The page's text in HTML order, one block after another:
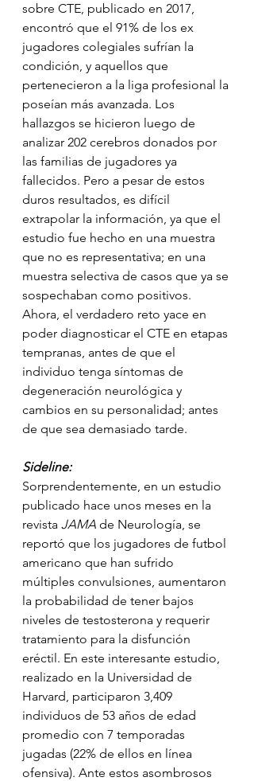
sobre CTE, publicado en 2017,
encontró que el 91% de los ex
jugadores colegiales sufrían la
condición, y aquellos que
pertenecieron a la liga profesional la
poseían más avanzada. Los
hallazgos se hicieron luego de
analizar 202 cerebros donados por
las familias de jugadores ya
fallecidos. Pero a pesar de estos
duros resultados, es difícil
extrapolar la información, ya que el
estudio fue hecho en una muestra
que no es representativa; en una
muestra selectiva de casos que ya se
sospechaban como positivos.
Ahora, el verdadero reto yace en
poder diagnosticar el CTE en etapas
tempranas, antes de que el
individuo tenga síntomas de
degeneración neurológica y
cambios en su personalidad; antes
de que sea demasiado tarde.
Sideline:
Sorprendentemente, en un estudio
publicado hace unos meses en la
revista JAMA de Neurología, se
reportó que los jugadores de futbol
americano que han sufrido
múltiples convulsiones, aumentaron
la probabilidad de tener bajos
niveles de testosterona y requerir
tratamiento para la disfunción
eréctil. En este interesante estudio,
realizado en la Universidad de
Harvard, participaron 3,409
individuos de 53 años de edad
promedio con 7 temporadas
jugadas (22% de ellos en línea
ofensiva). Ante estos asombrosos